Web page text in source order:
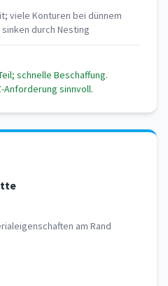
viele Konturen bei dünnem
durch Nesting
schnelle Beschaffung.
Anforderung sinnvoll.
am Rand